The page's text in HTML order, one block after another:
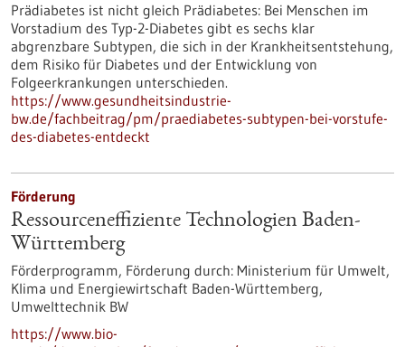
Prädiabetes ist nicht gleich Prädiabetes: Bei Menschen im
Vorstadium des Typ-2-Diabetes gibt es sechs klar
abgrenzbare Subtypen, die sich in der Krankheitsentstehung,
dem Risiko für Diabetes und der Entwicklung von
Folgeerkrankungen unterschieden.
https://www.gesundheitsindustrie-
bw.de/fachbeitrag/pm/praediabetes-subtypen-bei-vorstufe-
des-diabetes-entdeckt
Förderung
Ressourceneffiziente Technologien Baden-
Württemberg
Förderprogramm, Förderung durch: Ministerium für Umwelt,
Klima und Energiewirtschaft Baden-Württemberg,
Umwelttechnik BW
https://www.bio-